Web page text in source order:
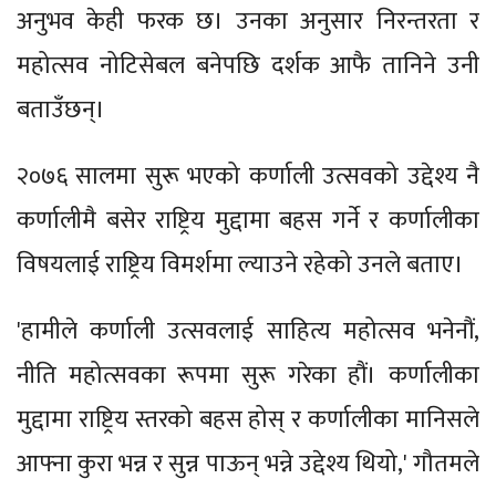
अनुभव केही फरक छ। उनका अनुसार निरन्तरता र
महोत्सव नोटिसेबल बनेपछि दर्शक आफै तानिने उनी
बताउँछन्।
२०७६ सालमा सुरू भएको कर्णाली उत्सवको उद्देश्य नै
कर्णालीमै बसेर राष्ट्रिय मुद्दामा बहस गर्ने र कर्णालीका
विषयलाई राष्ट्रिय विमर्शमा ल्याउने रहेको उनले बताए।
'हामीले कर्णाली उत्सवलाई साहित्य महोत्सव भनेनौं,
नीति महोत्सवका रूपमा सुरू गरेका हौं। कर्णालीका
मुद्दामा राष्ट्रिय स्तरको बहस होस् र कर्णालीका मानिसले
आफ्ना कुरा भन्न र सुन्न पाऊन् भन्ने उद्देश्य थियो,' गौतमले